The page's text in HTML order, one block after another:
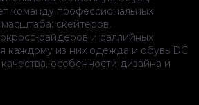
команду профессиональных
скейтеров,
райдеров и раллийных
каждому из них одежда и обувь DC
особенности дизайна и